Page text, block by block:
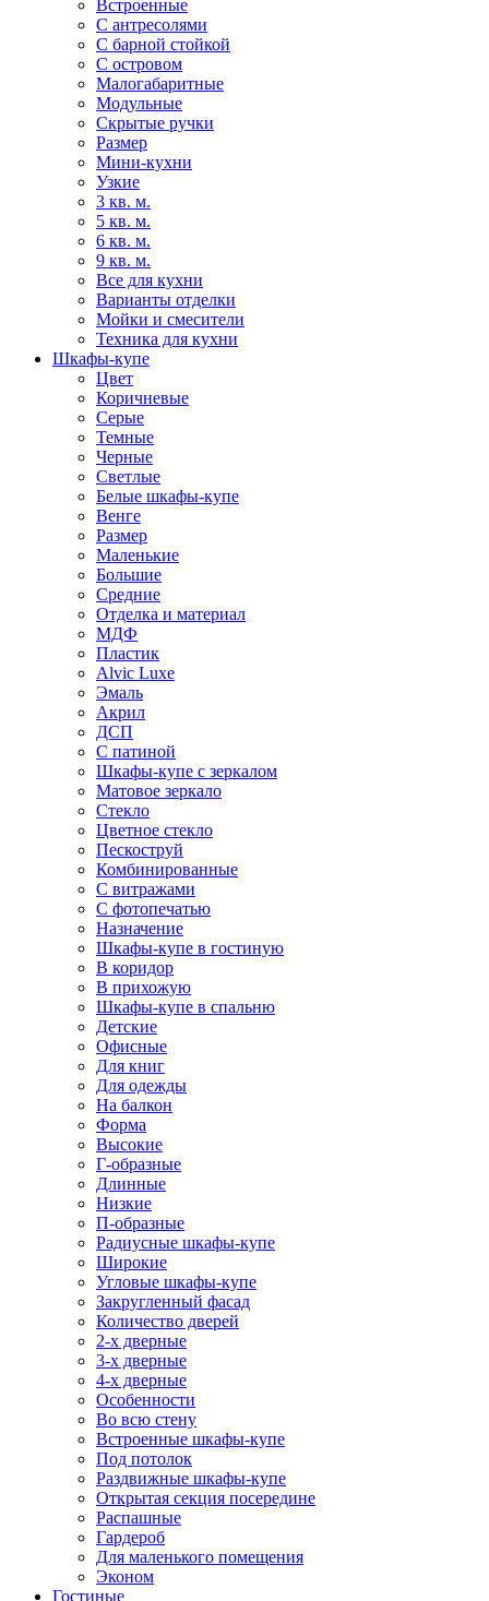
Встроенные
С антресолями
С барной стойкой
С островом
Малогабаритные
Модульные
Скрытые ручки
Размер
Мини-кухни
Узкие
3 кв. м.
5 кв. м.
6 кв. м.
9 кв. м.
Все для кухни
Варианты отделки
Мойки и смесители
Техника для кухни
Шкафы-купе
Цвет
Коричневые
Серые
Темные
Черные
Светлые
Белые шкафы-купе
Венге
Размер
Маленькие
Большие
Средние
Отделка и материал
МДФ
Пластик
Alvic Luxe
Эмаль
Акрил
ДСП
С патиной
Шкафы-купе с зеркалом
Матовое зеркало
Стекло
Цветное стекло
Пескоструй
Комбинированные
С витражами
С фотопечатью
Назначение
Шкафы-купе в гостиную
В коридор
В прихожую
Шкафы-купе в спальню
Детские
Офисные
Для книг
Для одежды
На балкон
Форма
Высокие
Г-образные
Длинные
Низкие
П-образные
Радиусные шкафы-купе
Широкие
Угловые шкафы-купе
Закругленный фасад
Количество дверей
2-х дверные
3-х дверные
4-х дверные
Особенности
Во всю стену
Встроенные шкафы-купе
Под потолок
Раздвижные шкафы-купе
Открытая секция посередине
Распашные
Гардероб
Для маленького помещения
Эконом
Гостиные